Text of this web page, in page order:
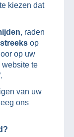
kiezen dat
, raden
op
op uw
te
van uw
ons